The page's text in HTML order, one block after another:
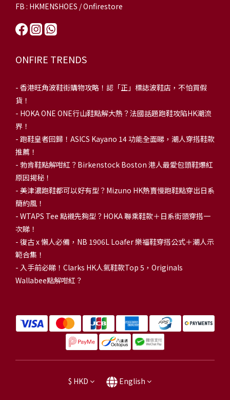
FB : HKMENSHOES / Onfirestore
ONFIRE TRENDS
- 香港旺角波鞋街購物攻略！認「正」標誌波鞋店，不怕買假
貨！
- HOKA ONE ONE行山鞋點解大熱？法國話題跑鞋攻陷HK潮流
界！
- 跑鞋皇者回歸！ASICS Kayano 14 功能全面睇，潮人穿搭鞋款
推薦！
- 勃肯鞋點解咁紅？Birkenstock Boston 港人最愛包頭鞋爆紅
原因揭秘！
- 美津濃跑鞋都可以好有型？Mizuno HK熱賣慢跑鞋點穿出日系
簡約風！
- WTAPS Tee 點襯先夠型？HOKA 聯乘鞋款＋日系街頭穿搭一
次睇！
- 復古 x 懶人必備，NB 1906L Loafer 樂福鞋穿搭公式＋潮人示
範合集！
- 入手前必睇！Clarks HK人氣鞋款Top 5，Originals
Wallabee點解咁紅？
$ HKD English